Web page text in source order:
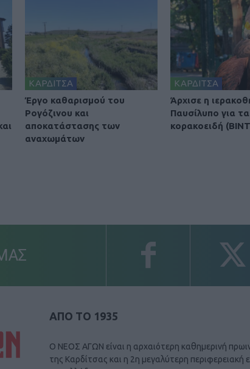
ΚΑΡΔΙΤΣΑ
Έργο καθαρισμού του
Ρογόζινου και
αποκατάστασης των
αναχωμάτων
ΚΑΡΔΙΤΣΑ
Άρχισε η
Παυσίλυπο για τα
κορακοειδή
ΑΠΟ ΤΟ 1935
Ο ΝΕΟΣ ΑΓΩΝ είναι η αρχαιότερη καθημερινή
της Καρδίτσας και η 2η μεγαλύτερη περιφερειακή